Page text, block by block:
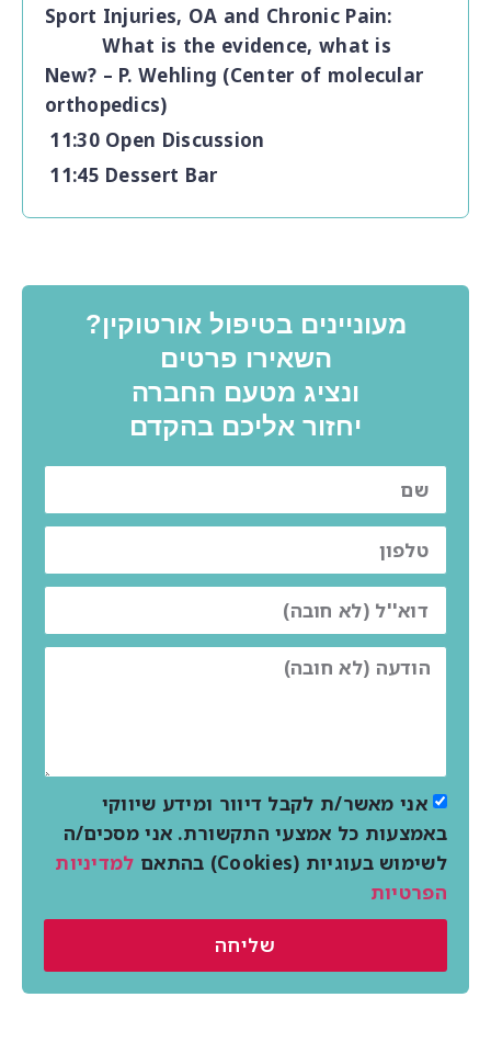
Sport Injuries, OA and Chronic Pain:
What is the evidence, what is
New? – P. Wehling (Center of molecular
orthopedics)
11:30 Open Discussion
11:45 Dessert Bar
מעוניינים בטיפול אורטוקין?
השאירו פרטים
ונציג מטעם החברה
יחזור אליכם בהקדם
אני מאשר/ת לקבל דיוור ומידע שיווקי
באמצעות כל אמצעי התקשורת. אני מסכים/ה
לשימוש בעוגיות (Cookies) בהתאם
למדיניות
הפרטיות
שליחה